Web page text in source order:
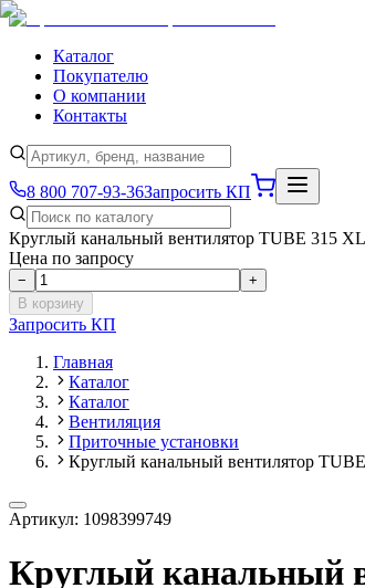
Каталог
Покупателю
О компании
Контакты
8 800 707-93-36Запросить КП
Круглый канальный вентилятор TUBE 315 XL
Цена по запросу
−
+
В корзину
Запросить КП
Главная
Каталог
Каталог
Вентиляция
Приточные установки
Круглый канальный вентилятор
Артикул: 1098399749
Круглый канальный